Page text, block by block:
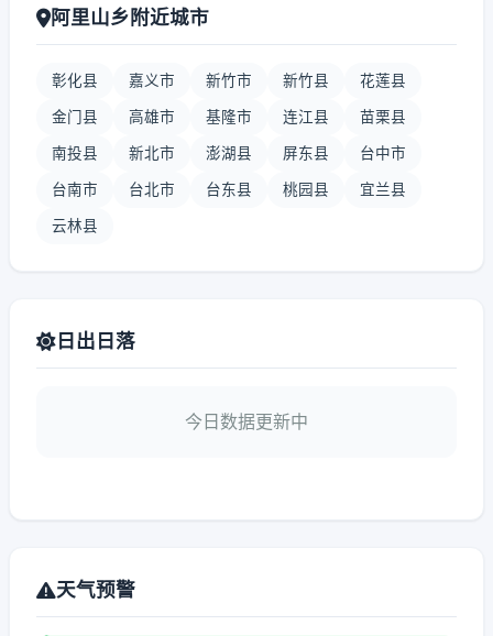
阿里山乡附近城市
彰化县 嘉义市 新竹市 新竹县 花莲县
金门县 高雄市 基隆市 连江县 苗栗县
南投县 新北市 澎湖县 屏东县 台中市
台南市 台北市 台东县 桃园县 宜兰县
云林县
日出日落
今日数据更新中
天气预警